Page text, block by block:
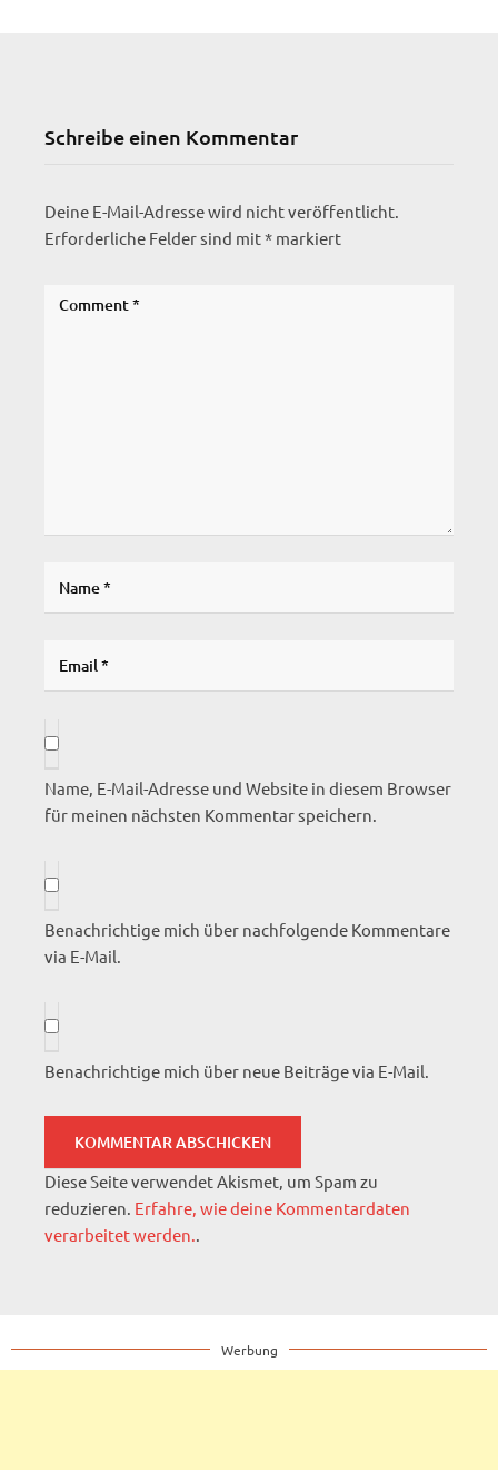
Schreibe einen Kommentar
Deine E-Mail-Adresse wird nicht veröffentlicht.
Erforderliche Felder sind mit* markiert
Name, E-Mail-Adresse und Website in diesem Browser
für meinen nächsten Kommentar speichern.
Benachrichtige mich über nachfolgende Kommentare
via E-Mail.
Benachrichtige mich über neue Beiträge via E-Mail.
Diese Seite verwendet Akismet, um Spam zu
reduzieren. Erfahre, wie deine Kommentardaten
verarbeitet werden..
Werbung